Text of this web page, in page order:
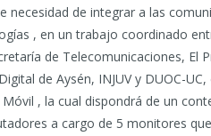
necesidad de integrar a las
, en un trabajo coordinado
de Telecomunicaciones, El
de Aysén, INJUV y DUOC-
, la cual dispondrá de un
a cargo de 5 monitores